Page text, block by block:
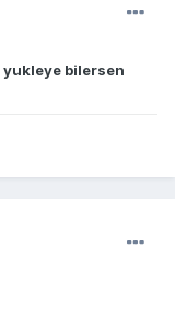
bilersen